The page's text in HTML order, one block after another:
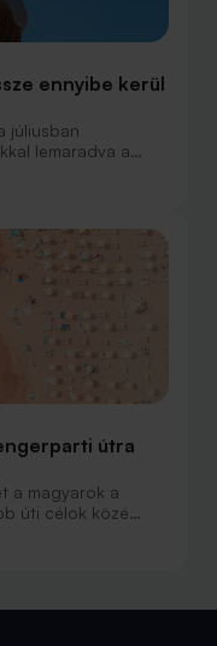
ennyibe kerül
júliusban
lemaradva a
tengerparti
útra
a magyarok a
úti célok közé
tartozik. A